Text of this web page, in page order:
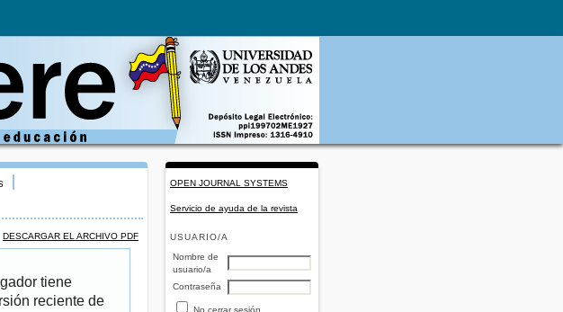
OPEN JOURNAL SYSTEMS
Servicio de ayuda de la revista
USUARIO/A
Nombre de
usuario/a
Contraseña
DESCARGAR EL ARCHIVO PDF
tiene
reciente de